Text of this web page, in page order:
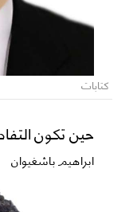
كتابات
حين تكون
ابراهيم باشغيوان